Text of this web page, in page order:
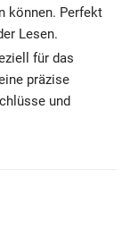
können. Perfekt
Lesen.
für das
präzise
und